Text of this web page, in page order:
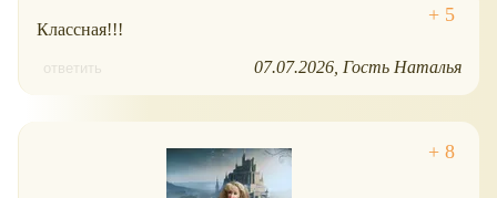
Классная!!!
ответить 07.07.2026 Гость Наталья